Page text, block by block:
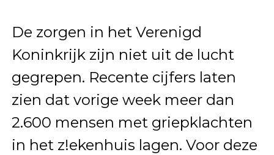
De zorgen in het Verenigd
Koninkrijk zijn niet uit de lucht
gegrepen. Recente cijfers laten
zien dat vorige week meer dan
2.600 mensen met griepklachten
in het z!ekenhuis lagen. Voor deze